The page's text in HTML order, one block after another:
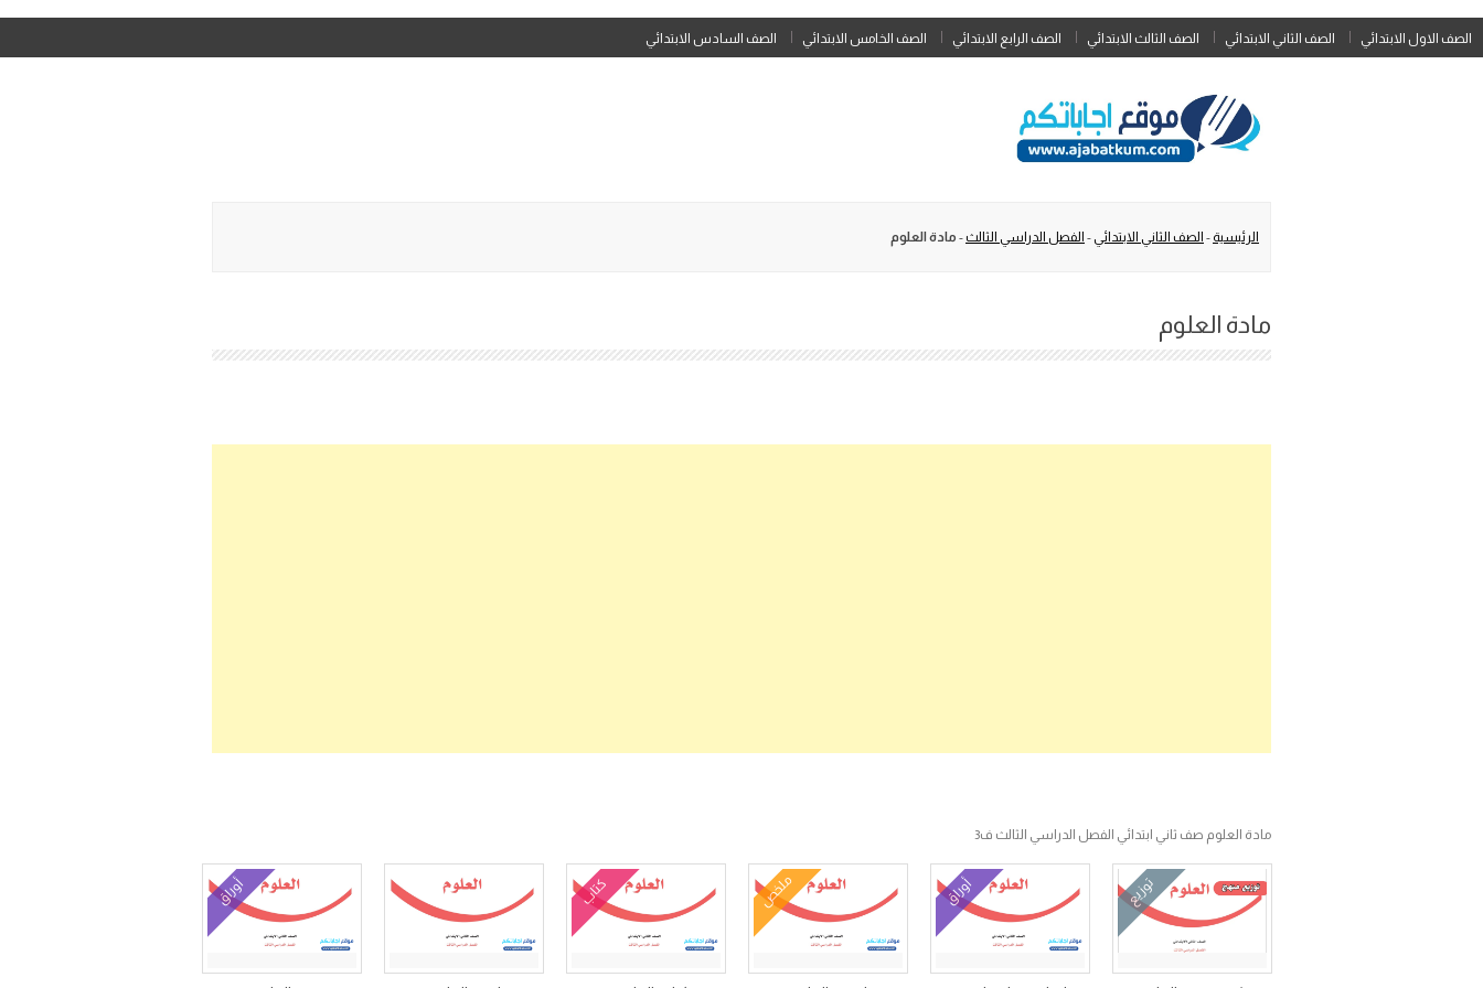
Skip
to
الصف الاول الابتدائي الصف الثاني الابتدائي الصف الثالث الابتدائي الصف الرابع الابتدائي الصف الخامس الابتدائي الصف السادس الابتدائي
الرئيسية - الصف الثاني الابتدائي - الفصل الدراسي الثالث- مادة العلوم
مادة العلوم
مادة العلوم صف ثاني ابتدائي الفصل الدراسي الثالث ف3
توزيع أوراق ملخص كتاب أوراق